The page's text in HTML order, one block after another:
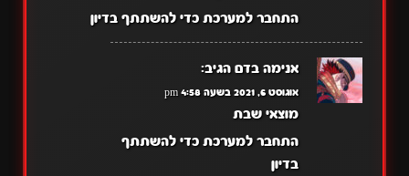
התחבר למערכת כדי להשתתף בדיון
אנימה בדם הגיב:
אוגוסט 6, 2021 בשעה 4:58 pm
מוצאי שבת
התחבר למערכת כדי להשתתף
בדיון